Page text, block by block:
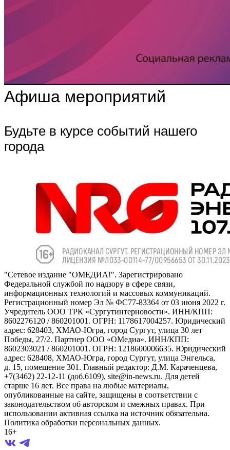
Афиша мероприятий
Будьте в курсе событий нашего
города
"Сетевое издание "ОМЕДИА!". Зарегистрировано
Федеральной службой по надзору в сфере связи,
информационных технологий и массовых коммуникаций.
Регистрационный номер Эл № ФС77-83364 от 03 июня 2022 г.
Учредитель ООО ТРК «Сургутинтерновости». ИНН/КПП:
8602276120 / 860201001. ОГРН: 1178617004257. Юридический
адрес: 628403, ХМАО-Югра, город Сургут, улица 30 лет
Победы, 27/2. Партнер ООО «ОМедиа». ИНН/КПП:
8602303021 / 860201001. ОГРН: 1218600006635. Юридический
адрес: 628408, ХМАО-Югра, город Сургут, улица Энгельса,
д. 15, помещение 301. Главный редактор: Д.М. Караченцева,
+7(3462) 22-12-11 (доб.6109), site@in-news.ru. Для детей
старше 16 лет. Все права на любые материалы,
опубликованные на сайте, защищены в соответствии с
законодательством об авторском и смежных правах. При
использовании активная ссылка на источник обязательна.
Политика обработки персональных данных.
16+